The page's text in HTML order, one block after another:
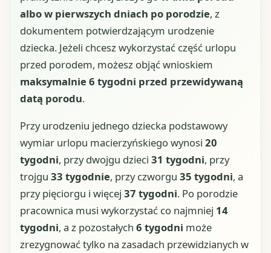
albo w pierwszych dniach po porodzie, z
dokumentem potwierdzającym urodzenie
dziecka. Jeżeli chcesz wykorzystać część urlopu
przed porodem, możesz objąć wnioskiem
maksymalnie 6 tygodni przed przewidywaną
datą porodu.
Przy urodzeniu jednego dziecka podstawowy
wymiar urlopu macierzyńskiego wynosi 20
tygodni, przy dwojgu dzieci 31 tygodni, przy
trojgu 33 tygodnie, przy czworgu 35 tygodni, a
przy pięciorgu i więcej 37 tygodni. Po porodzie
pracownica musi wykorzystać co najmniej 14
tygodni, a z pozostałych 6 tygodni może
zrezygnować tylko na zasadach przewidzianych w